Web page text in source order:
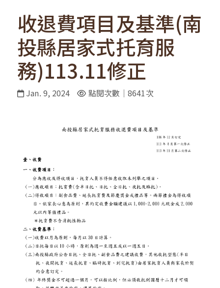
收退費項目及基準(南
投縣居家式托育服
務)113.11修正
Jan. 9, 2024 點閱次數｜8641次